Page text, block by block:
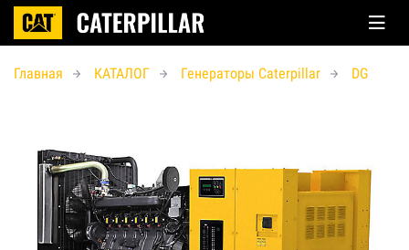
Главная КАТАЛОГ Генераторы Caterpillar DG